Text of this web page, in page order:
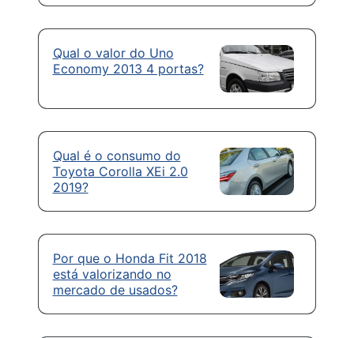
Qual o valor do Uno
Economy 2013 4 portas?
Qual é o consumo do
Toyota Corolla XEi 2.0
2019?
Por que o Honda Fit 2018
está valorizando no
mercado de usados?